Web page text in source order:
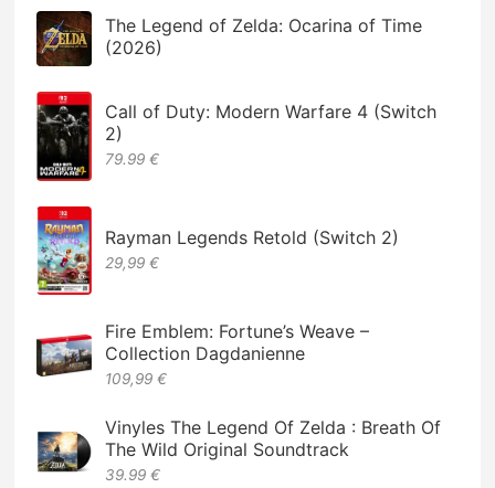
The Legend of Zelda: Ocarina of Time
(2026)
Call of Duty: Modern Warfare 4 (Switch
2)
79.99 €
Rayman Legends Retold (Switch 2)
29,99 €
Fire Emblem: Fortune’s Weave –
Collection Dagdanienne
109,99 €
Vinyles The Legend Of Zelda : Breath Of
The Wild Original Soundtrack
39.99 €